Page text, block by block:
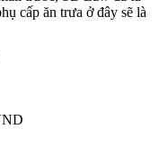
cấp ăn trưa ở đây sẽ là